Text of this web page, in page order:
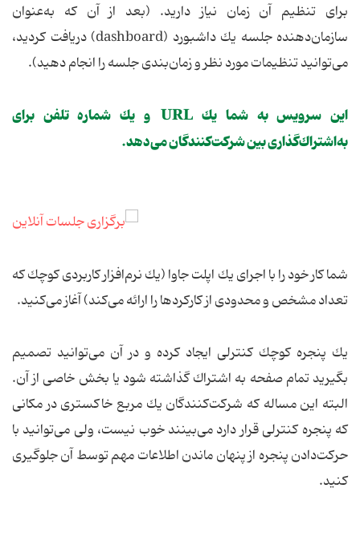
برای تنظیم آن زمان نیاز دارید. (بعد از آن كه به‌عنوان
سازمان‌دهنده جلسه یك داشبورد (dashboard) دریافت كردید،
می‌توانید تنظیمات مورد نظر و زمان‌بندی جلسه را انجام دهید).
این سرویس به شما یك URL و یك شماره تلفن برای
به‌اشتراك‌گذاری بین شركت‌كنندگان می‌دهد.
شما كار خود را با اجرای یك اپلت جاوا (یك نرم‌افزار كاربردی كوچك كه
تعداد مشخص و محدودی از كاركردها را ارائه می‌كند) آغاز می‌كنید.
یك پنجره كوچك كنترلی ایجاد كرده و در آن می‌توانید تصمیم
بگیرید تمام صفحه به اشتراك گذاشته شود یا بخش خاصی از آن.
البته این مساله كه شركت‌كنندگان یك مربع خاكستری در مكانی
كه پنجره كنترلی قرار دارد می‌بینند خوب نیست، ولی می‌توانید با
حركت‌دادن پنجره از پنهان ماندن اطلاعات مهم توسط آن جلوگیری
كنید.